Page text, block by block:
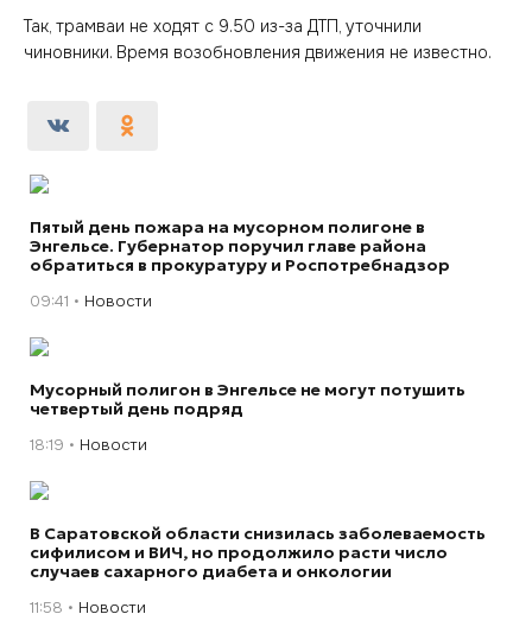
Так, трамваи не ходят с 9.50 из-за ДТП, уточнили
чиновники. Время возобновления движения не известно.
Пятый день пожара на мусорном полигоне в
Энгельсе. Губернатор поручил главе района
обратиться в прокуратуру и Роспотребнадзор
09:41 Новости
Мусорный полигон в Энгельсе не могут потушить
четвертый день подряд
18:19 Новости
В Саратовской области снизилась заболеваемость
сифилисом и ВИЧ, но продолжило расти число
случаев сахарного диабета и онкологии
11:58 Новости